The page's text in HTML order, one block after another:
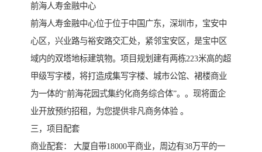
前海人寿金融中心
前海人寿金融中心位于位于中国广东，深圳市，宝安中
心区，兴业路与裕安路交汇处，紧邻宝安区，是宝中区
域内的双塔地标建筑物。项目规划建有两栋223米高的超
甲级写字楼，将打造成集写字楼、城市公馆、裙楼商业
为一体的“前海花园式集约化商务综合体”。。现将面企
业开放预约招租，为您提供非凡商务体验 。
三，项目配套
商业配套： 大厦自带18000平商业，周边有38万平的一